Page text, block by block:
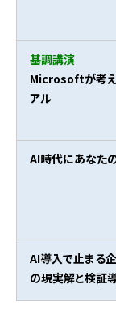
基調講演
Microsoftが考え
アル
AI時代にあなた
AI導入で止まる
の現実解と検証